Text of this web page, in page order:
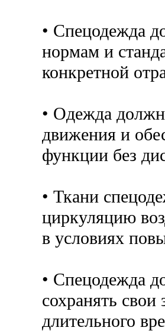
• Спецодежда
нормам и
конкретной
• Одежда
движения и
функции без
• Ткани
циркуляцию
в условиях
• Спецодежда
сохранять
длительного